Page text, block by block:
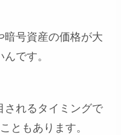
暗号資産の価格が大
です。
されるタイミングで
ともあります。